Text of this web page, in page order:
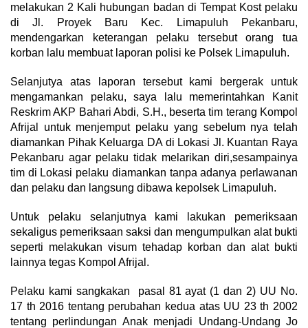
melakukan 2 Kali hubungan badan di Tempat Kost pelaku
di Jl. Proyek Baru Kec. Limapuluh Pekanbaru,
mendengarkan keterangan pelaku tersebut orang tua
korban lalu membuat laporan polisi ke Polsek Limapuluh.
Selanjutya atas laporan tersebut kami bergerak untuk
mengamankan pelaku, saya lalu memerintahkan Kanit
Reskrim AKP Bahari Abdi, S.H., beserta tim terang Kompol
Afrijal untuk menjemput pelaku yang sebelum nya telah
diamankan Pihak Keluarga DA di Lokasi Jl. Kuantan Raya
Pekanbaru agar pelaku tidak melarikan diri,sesampainya
tim di Lokasi pelaku diamankan tanpa adanya perlawanan
dan pelaku dan langsung dibawa kepolsek Limapuluh.
Untuk pelaku selanjutnya kami lakukan pemeriksaan
sekaligus pemeriksaan saksi dan mengumpulkan alat bukti
seperti melakukan visum tehadap korban dan alat bukti
lainnya tegas Kompol Afrijal.
Pelaku kami sangkakan pasal 81 ayat (1 dan 2) UU No.
17 th 2016 tentang perubahan kedua atas UU 23 th 2002
tentang perlindungan Anak menjadi Undang-Undang Jo